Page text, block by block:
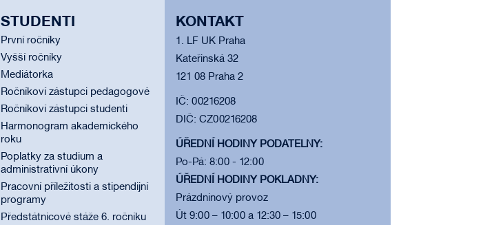
STUDENTI
První ročníky
Vyšší ročníky
Mediátorka
Ročníkoví zástupci pedagogové
Ročníkoví zástupci studenti
Harmonogram akademického
roku
Poplatky za studium a
administrativní úkony
Pracovní příležitosti a stipendijní
programy
Předstátnicové stáže 6. ročníku
KONTAKT
1. LF UK Praha
Kateřinská 32
121 08 Praha 2
IČ: 00216208
DIČ: CZ00216208
ÚŘEDNÍ HODINY PODATELNY:
Po-Pá: 8:00 - 12:00
ÚŘEDNÍ HODINY POKLADNY:
Prázdninový provoz
Út 9:00 – 10:00 a 12:30 – 15:00